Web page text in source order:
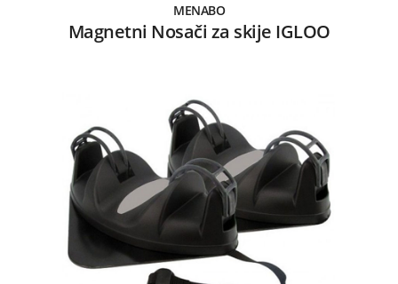
MENABO
Magnetni Nosači za skije IGLOO